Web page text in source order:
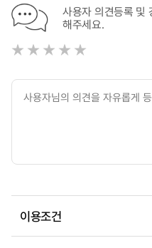
사용자 의견등록 및
해주세요.
이용조건